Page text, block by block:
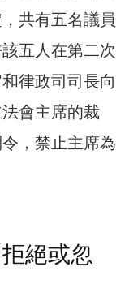
共有五名議員
五人在第二次
律政司司長向
會主席的裁
，禁止主席為
絕或忽